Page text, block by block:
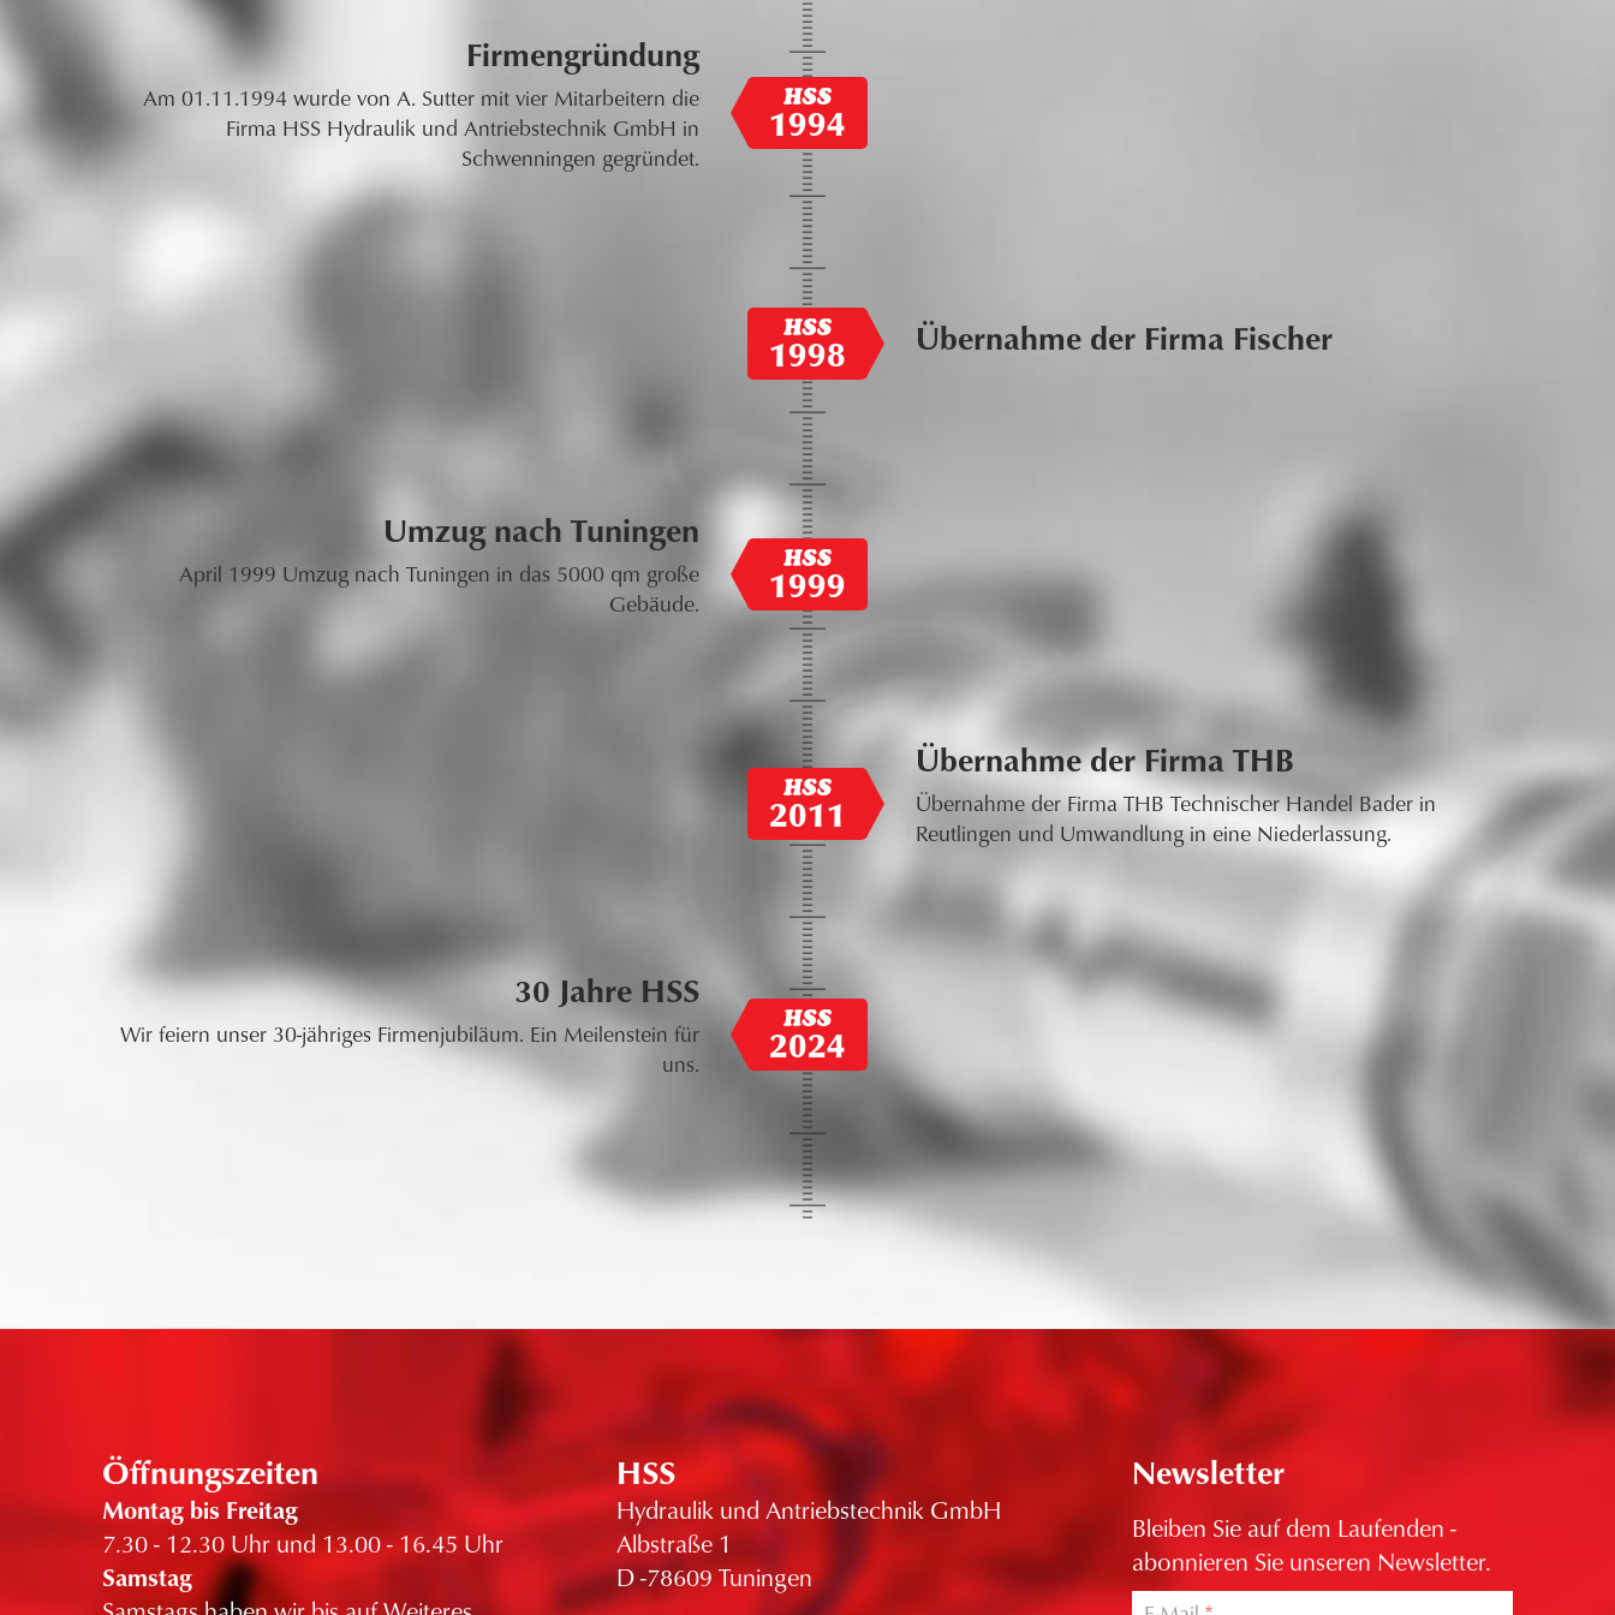
1994
Firmengründung
Am 01.11.1994 wurde von A. Sutter mit vier Mitarbeitern die
Firma HSS Hydraulik und Antriebstechnik GmbH in
Schwenningen gegründet.
1998 Übernahme der Firma Fischer
1999
Umzug nach Tuningen
April 1999 Umzug nach Tuningen in das 5000 qm große
Gebäude.
2011
Übernahme der Firma THB
Übernahme der Firma THB Technischer Handel Bader in
Reutlingen und Umwandlung in eine Niederlassung.
2024
30 Jahre HSS
Wir feiern unser 30-jähriges Firmenjubiläum. Ein Meilenstein für
uns.
Öffnungszeiten
Montag bis Freitag
7.30 - 12.30 Uhr und 13.00 - 16.45 Uhr
Samstag
HSS
Hydraulik und Antriebstechnik GmbH
Albstraße 1
D -78609 Tuningen
Newsletter
Bleiben Sie auf dem Laufenden -
abonnieren Sie unseren Newsletter.